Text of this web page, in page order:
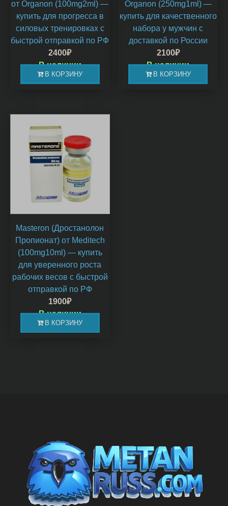
от Organon (100mg2ml) —
купить для прогресса в
силовых тренировках с
быстрой отправкой по РФ
2400₽
В КОРЗИНУ
В наличии
Organon (250mg1ml) —
купить для качественного
набора у мужчин с
доставкой по России
2100₽
В КОРЗИНУ
В наличии
Masteron (Дростанолон
Пропионат) от Meditech
(100mg10ml) — купить
для уверенного роста
рабочих весов с быстрой
отправкой по РФ
1900₽
В КОРЗИНУ
В наличии